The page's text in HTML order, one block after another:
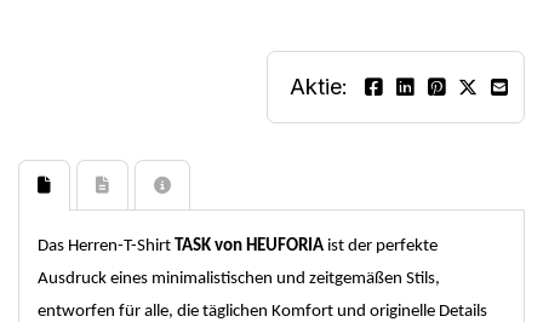
Aktie:
Das Herren-T-Shirt TASK von HEUFORIA ist der perfekte
Ausdruck eines minimalistischen und zeitgemäßen Stils,
entworfen für alle, die täglichen Komfort und originelle Details